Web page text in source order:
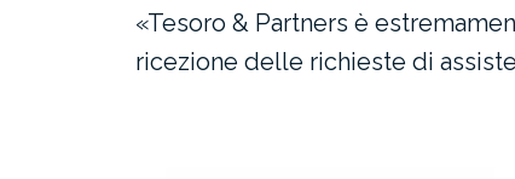
«Tesoro & Partners è
ricezione delle richieste di